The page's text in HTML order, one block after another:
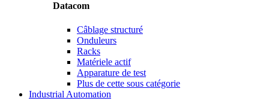
Datacom
Câblage structuré
Onduleurs
Racks
Matériele actif
Apparature de test
Plus de cette sous catégorie
Industrial Automation